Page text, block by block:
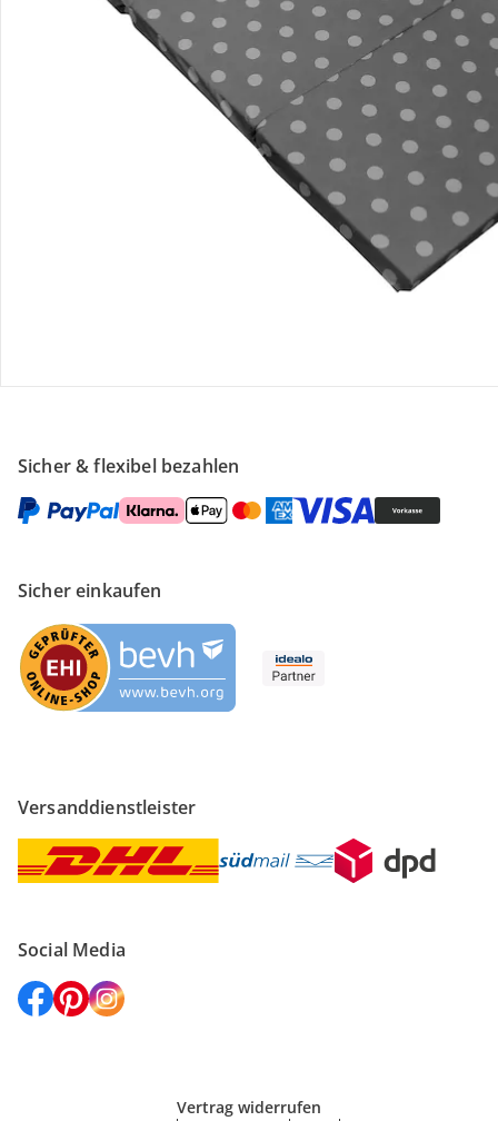
Retoure & Reklamation
Gutscheine & Aktionen
Sicher & flexibel bezahlen
Sicher einkaufen
Versanddienstleister
Social Media
Vertrag widerrufen